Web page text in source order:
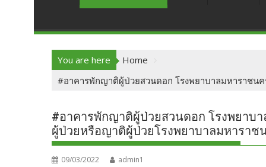
You are here
Home
#อาคารพักญาติผู้ป่วยสวนดอก โรงพยาบาลมหาราชน
#อาคารพักญาติผู้ป่วยสวนดอก โรงพยาบ
ผู้ป่วยหรือญาติผู้ป่วยโรงพยาบาลมหาราช
09/03/2022 admin1